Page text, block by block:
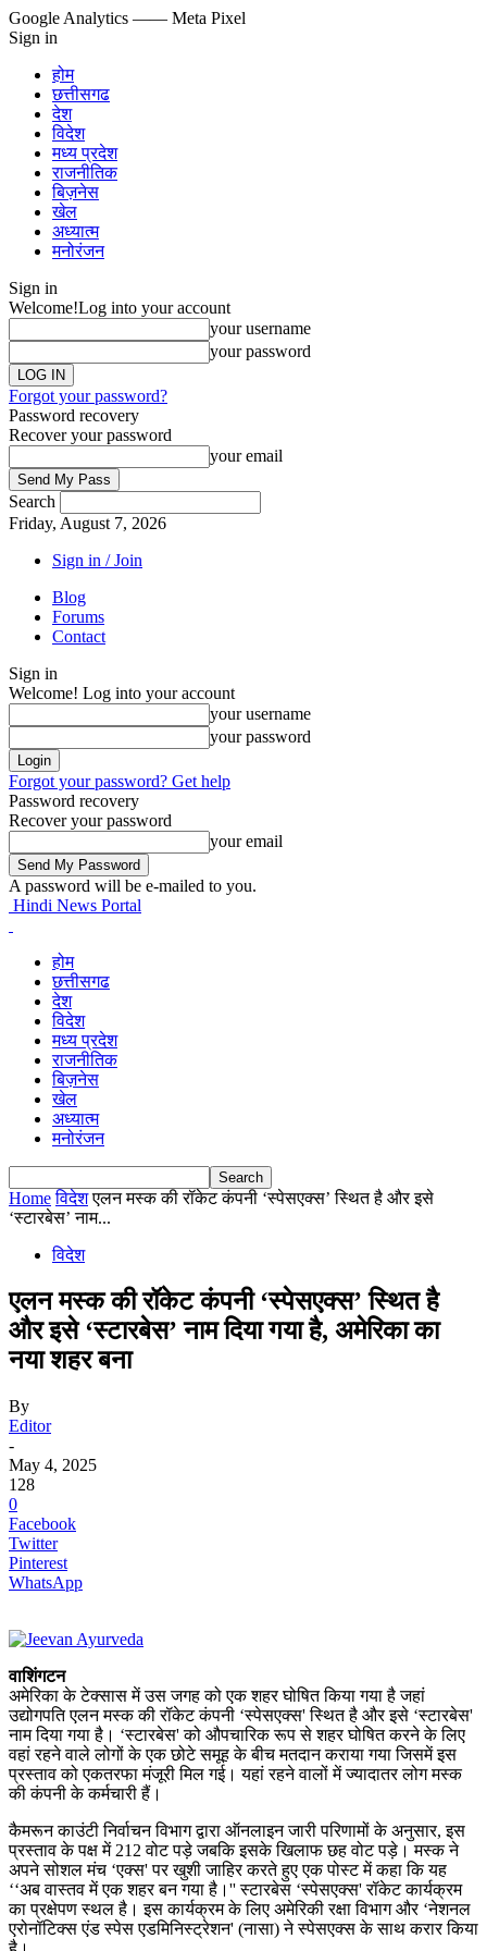
Google Analytics —— Meta Pixel
Sign in
होम
छत्तीसगढ
देश
विदेश
मध्य प्रदेश
राजनीतिक
बिज़नेस
खेल
अध्यात्म
मनोरंजन
Sign in
Welcome!Log into your account
your username
your password
Forgot your password?
Password recovery
Recover your password
your email
Search
Friday, August 7, 2026
Sign in / Join
Blog
Forums
Contact
Sign in
Welcome! Log into your account
your username
your password
Forgot your password? Get help
Password recovery
Recover your password
your email
A password will be e-mailed to you.
Hindi News Portal
होम
छत्तीसगढ
देश
विदेश
मध्य प्रदेश
राजनीतिक
बिज़नेस
खेल
अध्यात्म
मनोरंजन
Home विदेश एलन मस्क की रॉकेट कंपनी ‘स्पेसएक्स’ स्थित है और इसे
‘स्टारबेस’ नाम...
विदेश
एलन मस्क की रॉकेट कंपनी ‘स्पेसएक्स’ स्थित है
और इसे ‘स्टारबेस’ नाम दिया गया है, अमेरिका का
नया शहर बना
By
Editor
-
May 4, 2025
128
0
Facebook
Twitter
Pinterest
WhatsApp
वाशिंगटन
अमेरिका के टेक्सास में उस जगह को एक शहर घोषित किया गया है जहां
उद्योगपति एलन मस्क की रॉकेट कंपनी ‘स्पेसएक्स' स्थित है और इसे ‘स्टारबेस'
नाम दिया गया है। ‘स्टारबेस' को औपचारिक रूप से शहर घोषित करने के लिए
वहां रहने वाले लोगों के एक छोटे समूह के बीच मतदान कराया गया जिसमें इस
प्रस्ताव को एकतरफा मंजूरी मिल गई। यहां रहने वालों में ज्यादातर लोग मस्क
की कंपनी के कर्मचारी हैं।
कैमरून काउंटी निर्वाचन विभाग द्वारा ऑनलाइन जारी परिणामों के अनुसार, इस
प्रस्ताव के पक्ष में 212 वोट पड़े जबकि इसके खिलाफ छह वोट पड़े। मस्क ने
अपने सोशल मंच ‘एक्स' पर खुशी जाहिर करते हुए एक पोस्ट में कहा कि यह
‘‘अब वास्तव में एक शहर बन गया है।'' स्टारबेस ‘स्पेसएक्स' रॉकेट कार्यक्रम
का प्रक्षेपण स्थल है। इस कार्यक्रम के लिए अमेरिकी रक्षा विभाग और ‘नेशनल
एरोनॉटिक्स एंड स्पेस एडमिनिस्ट्रेशन' (नासा) ने स्पेसएक्स के साथ करार किया